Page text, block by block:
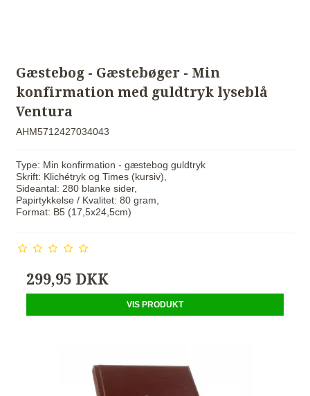
Gæstebog - Gæstebøger - Min
konfirmation med guldtryk lyseblå
Ventura
AHM5712427034043
Type: Min konfirmation - gæstebog guldtryk
Skrift: Klichétryk og Times (kursiv),
Sideantal: 280 blanke sider,
Papirtykkelse / Kvalitet: 80 gram,
Format: B5 (17,5x24,5cm)
299,95 DKK
VIS PRODUKT